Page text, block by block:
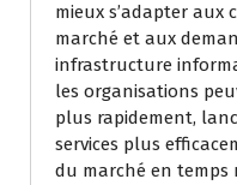
mieux s’adapter aux
marché et aux
infrastructure
les organisations
plus rapidement,
services plus
du marché en temps